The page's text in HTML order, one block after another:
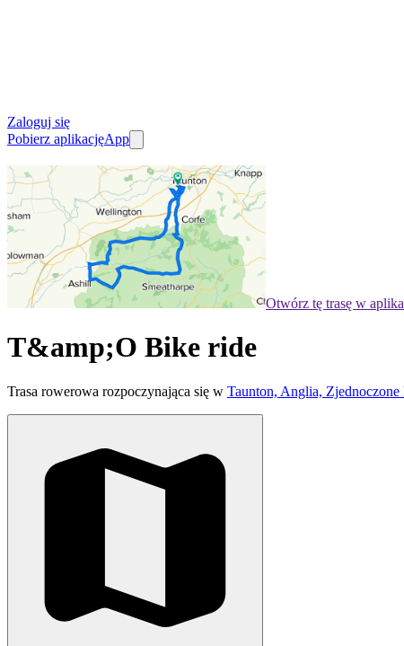
Zaloguj się
Pobierz aplikacjęApp
Otwórz tę trasę w
T&amp;O Bike ride
Trasa rowerowa rozpoczynająca się w Taunton, Anglia,